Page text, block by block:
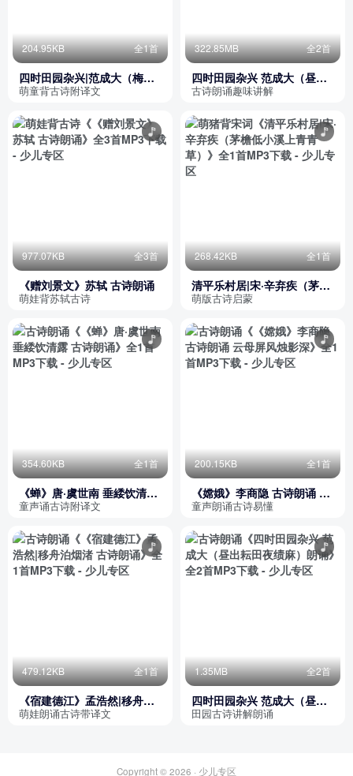
204.95KB 全1首
四时田园杂兴|范成大（梅子
金黄杏子肥）
萌童背古诗附译文
322.85MB 全2首
四时田园杂兴 范成大（昼出
耘田夜绩麻）朗诵
古诗朗诵趣味讲解
977.07KB 全3首
《赠刘景文》苏轼 古诗朗诵
萌娃背苏轼古诗
268.42KB 全1首
清平乐村居|宋·辛弃疾（茅檐
低小溪上青青草）
萌版古诗启蒙
354.60KB 全1首
《蝉》唐·虞世南 垂緌饮清露
古诗朗诵
童声诵古诗附译文
200.15KB 全1首
《嫦娥》李商隐 古诗朗诵 云
母屏风烛影深
童声朗诵古诗易懂
479.12KB 全1首
《宿建德江》孟浩然|移舟泊
烟渚 古诗朗诵
萌娃朗诵古诗带译文
1.35MB 全2首
四时田园杂兴 范成大（昼出
耘田夜绩麻）朗诵
田园古诗讲解朗诵
Copyright © 2026 · 少儿专区